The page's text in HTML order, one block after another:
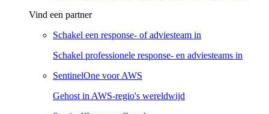
Vind een partner
Schakel een response- of adviesteam in
Schakel professionele response- en adviesteams in
SentinelOne voor AWS
Gehost in AWS-regio's wereldwijd